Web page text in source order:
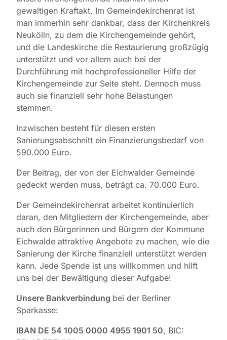
gewaltigen Kraftakt. Im Gemeindekirchenrat ist
man immerhin sehr dankbar, dass der Kirchenkreis
Neukölln, zu dem die Kirchengemeinde gehört,
und die Landeskirche die Restaurierung großzügig
unterstützt und vor allem auch bei der
Durchführung mit hochprofessioneller Hilfe der
Kirchengemeinde zur Seite steht. Dennoch muss
auch sie finanziell sehr hohe Belastungen
stemmen.
Inzwischen besteht für diesen ersten
Sanierungsabschnitt ein Finanzierungsbedarf von
590.000 Euro.
Der Beitrag, der von der Eichwalder Gemeinde
gedeckt werden muss, beträgt ca. 70.000 Euro.
Der Gemeindekirchenrat arbeitet kontinuierlich
daran, den Mitgliedern der Kirchengemeinde, aber
auch den Bürgerinnen und Bürgern der Kommune
Eichwalde attraktive Angebote zu machen, wie die
Sanierung der Kirche finanziell unterstützt werden
kann. Jede Spende ist uns willkommen und hilft
uns bei der Bewältigung dieser Aufgabe!
Unsere Bankverbindung bei der Berliner
Sparkasse:
IBAN DE 54 1005 0000 4955 1901 50, BIC: